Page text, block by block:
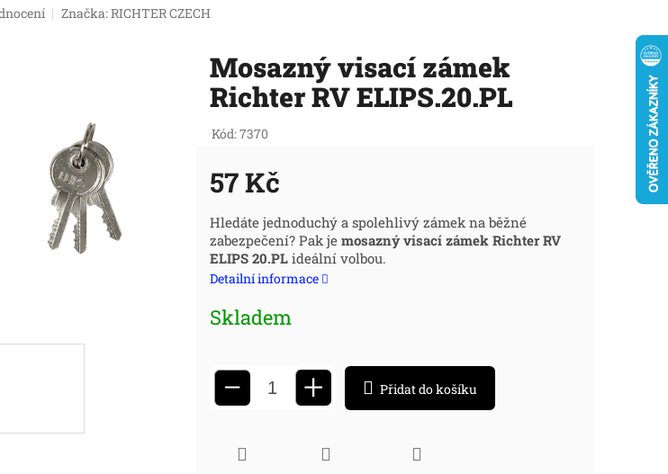
Značka:RICHTER CZECH
Mosazný visací zámek
Richter RV ELIPS.20.PL
Kód:7370
57 Kč
Měrná
cena:
Hledáte jednoduchý a spolehlivý zámek na běžné
zabezpečení? Pak je mosazný visací zámek Richter RV
ELIPS 20.PLideální volbou.
Detailní informace
Skladem
− + Přidat do košíku